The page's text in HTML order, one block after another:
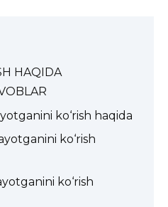
HAQIDA
ko‘rish haqida
ko‘rish
ko‘rish